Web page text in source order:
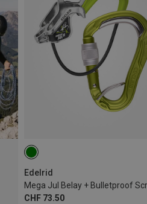
Edelrid
CHF 73.50